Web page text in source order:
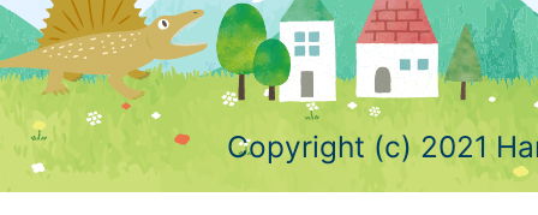
Copyright (c) 2021